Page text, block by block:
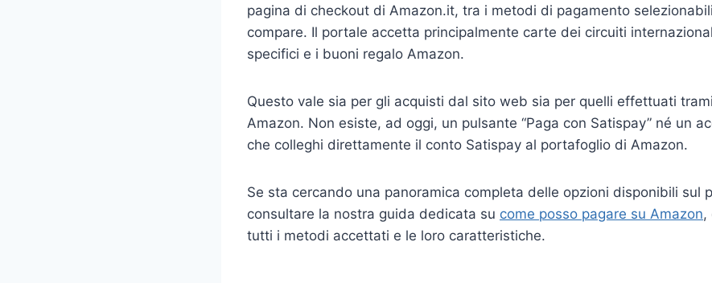
pagina di checkout di Amazon.it, tra i metodi di pagamento
compare. Il portale accetta principalmente carte dei circuiti
specifici e i buoni regalo Amazon.
Questo vale sia per gli acquisti dal sito web sia per quelli effettuati
Amazon. Non esiste, ad oggi, un pulsante “Paga con Satispay” né un
che colleghi direttamente il conto Satispay al portafoglio di Amazon.
Se sta cercando una panoramica completa delle opzioni disponibili sul
consultare la nostra guida dedicata su come posso pagare su Amazon,
tutti i metodi accettati e le loro caratteristiche.